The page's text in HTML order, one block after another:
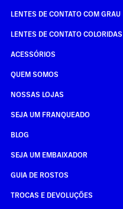
LENTES DE CONTATO COM GRAU
LENTES DE CONTATO COLORIDAS
ACESSÓRIOS
QUEM SOMOS
NOSSAS LOJAS
SEJA UM FRANQUEADO
BLOG
SEJA UM EMBAIXADOR
GUIA DE ROSTOS
TROCAS E DEVOLUÇÕES